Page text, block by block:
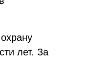
лет. За